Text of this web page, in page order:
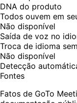
DNA do produto
Todos ouvem em
Não disponível
Saída de voz no
Troca de idioma
Não disponível
Detecção
Fontes
Fatos de GoTo